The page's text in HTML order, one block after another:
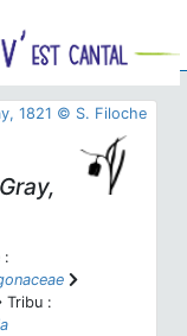
Gray,
:
Tribu :